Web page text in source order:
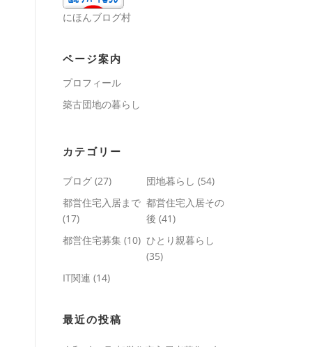
にほんブログ村
ページ案内
プロフィール
築古団地の暮らし
カテゴリー
ブログ (27) 団地暮らし (54)
都営住宅入居まで
(17)
都営住宅入居その
後 (41)
都営住宅募集 (10) ひとり親暮らし
(35)
IT関連 (14)
最近の投稿